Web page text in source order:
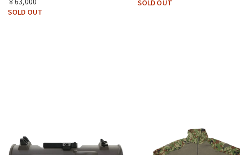
SOLD OUT
SOLD OUT